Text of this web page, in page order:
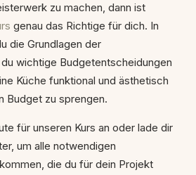
zu machen, dann ist
genau das Richtige für dich. In
die Grundlagen der
wichtige Budgetentscheidungen
Küche funktional und ästhetisch
Budget zu sprengen.
für unseren Kurs an oder lade dir
um alle notwendigen
die du für dein Projekt